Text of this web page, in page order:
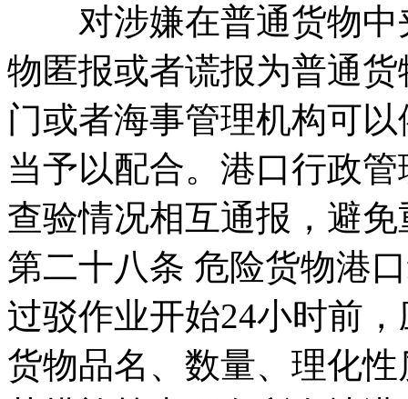
对涉嫌在普通货物中
物匿报或者谎报为普通
门或者海事管理机构可
当予以配合。港口行政
查验情况相互通报，避
第二十八条 危险货物港
过驳作业开始24小时前
货物品名、数量、理化